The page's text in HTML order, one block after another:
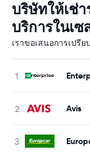
บริษัทให้เช่
บริการในเซ
เราขอเสนอการเปรี
Avis